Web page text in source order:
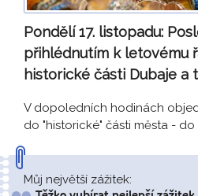
Pondělí 17. listopadu:
přihlédnutím k letovému
historické části Dubaje a
V dopoledních hodinách
do "historické" části města -
Můj největší zážitek: